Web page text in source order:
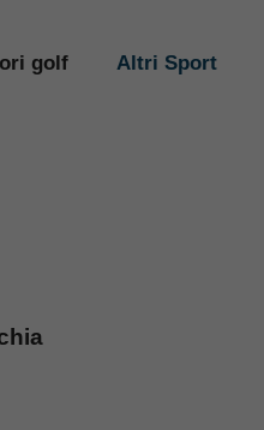
golf Altri Sport